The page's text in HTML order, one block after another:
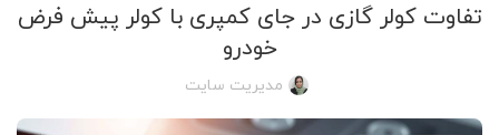
تفاوت کولر گازی در جای کمپری با کولر پیش ‌فرض
خودرو
مدیریت سایت